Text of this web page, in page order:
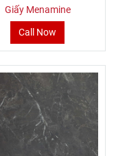
Giấy Menamine
Call Now